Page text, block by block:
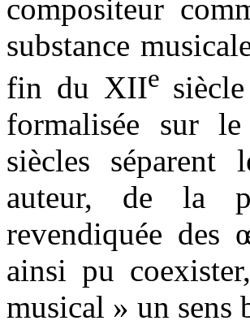
compositeur
substance
fin du XIIe
formalisée sur
siècles séparent
auteur, de la
revendiquée des
ainsi pu
musical » un sens